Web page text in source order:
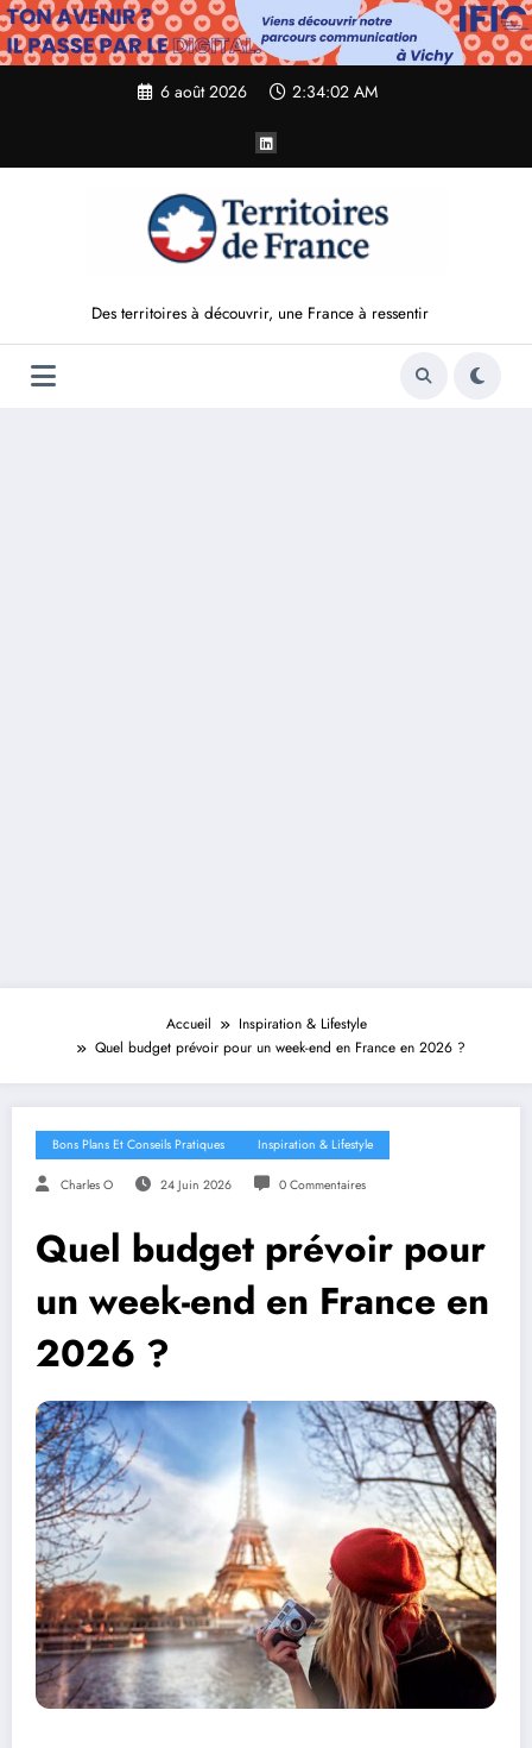
Aller
au
contenu
6 août 2026 2:34:03 AM
Des territoires à découvrir, une France à ressentir
Accueil
Inspiration & Lifestyle
Quel budget prévoir pour un week-end en France en 2026 ?
Bons Plans Et Conseils Pratiques Inspiration & Lifestyle
Charles O 24 Juin 2026 0 Commentaires
Quel budget prévoir pour
un week-end en France en
2026 ?